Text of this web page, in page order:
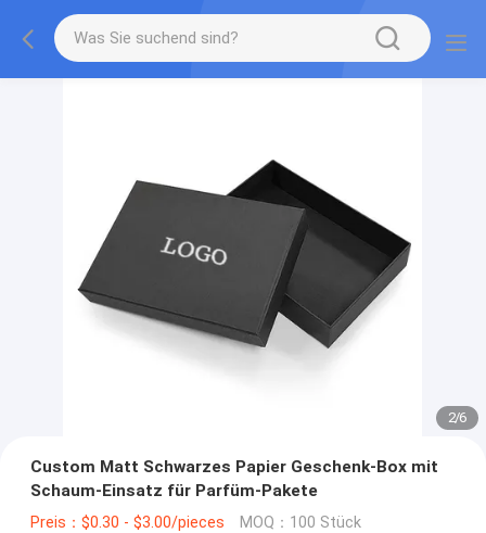
2/6
Custom Matt Schwarzes Papier Geschenk-Box mit
Schaum-Einsatz für Parfüm-Pakete
Preis：$0.30 - $3.00/pieces MOQ：100 Stück